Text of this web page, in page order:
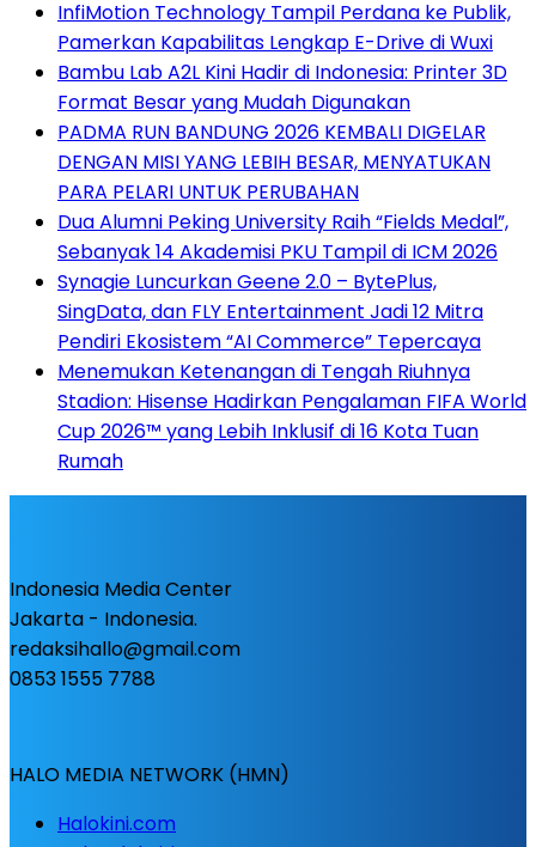
InfiMotion Technology Tampil Perdana ke Publik,
Pamerkan Kapabilitas Lengkap E-Drive di Wuxi
Bambu Lab A2L Kini Hadir di Indonesia: Printer 3D
Format Besar yang Mudah Digunakan
PADMA RUN BANDUNG 2026 KEMBALI DIGELAR
DENGAN MISI YANG LEBIH BESAR, MENYATUKAN
PARA PELARI UNTUK PERUBAHAN
Dua Alumni Peking University Raih “Fields Medal”,
Sebanyak 14 Akademisi PKU Tampil di ICM 2026
Synagie Luncurkan Geene 2.0 – BytePlus,
SingData, dan FLY Entertainment Jadi 12 Mitra
Pendiri Ekosistem “AI Commerce” Tepercaya
Menemukan Ketenangan di Tengah Riuhnya
Stadion: Hisense Hadirkan Pengalaman FIFA World
Cup 2026™ yang Lebih Inklusif di 16 Kota Tuan
Rumah
Indonesia Media Center
Jakarta - Indonesia.
redaksihallo@gmail.com
0853 1555 7788
HALO MEDIA NETWORK (HMN)
Halokini.com